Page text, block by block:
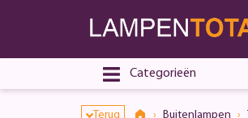
Categorieën
Terug Buitenlampen